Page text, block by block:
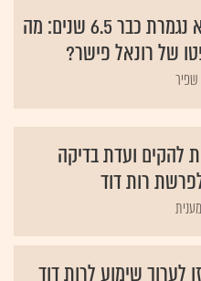
הסאגה שלא נגמרת כבר 6.5 שנים: מה
של רונאל פישר?
שפיר
רות דוד